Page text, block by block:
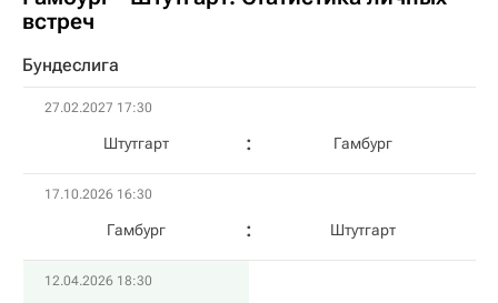
встреч
Бундеслига
27.02.2027 17:30
Штутгарт Гамбург
17.10.2026 16:30
Гамбург Штутгарт
12.04.2026 18:30